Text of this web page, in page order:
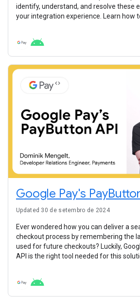
identify, understand, and resolve these
your integration experience. Learn how
Google Pay's
Updated 30 de setembro de 2024
Ever wondered how you can deliver a
checkout process by remembering the
used for future checkouts? Luckily,
API is the right tool needed for this